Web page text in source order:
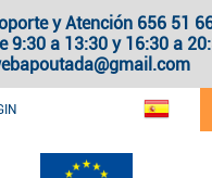
y Atención 656 51
9:30 a 13:30 y 16:30 a